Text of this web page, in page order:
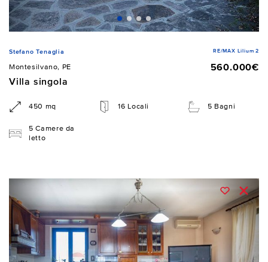
Stefano Tenaglia RE/MAX Lilium 2
Montesilvano, PE
560.000€
Villa singola
450 mq 16 Locali 5 Bagni
5 Camere da
letto